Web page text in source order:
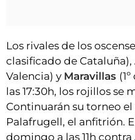
Los rivales de los
clasificado de Cataluña),
Valencia) y Maravillas
las 17:30h, los rojillos se
Continuarán su torneo el
Palafrugell, el anfitrión.
domingo a las 11h